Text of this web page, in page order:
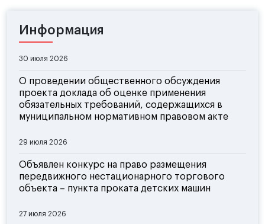
Информация
30 июля 2026
О проведении общественного обсуждения
проекта доклада об оценке применения
обязательных требований, содержащихся в
муниципальном нормативном правовом акте
29 июля 2026
Объявлен конкурс на право размещения
передвижного нестационарного торгового
объекта – пункта проката детских машин
27 июля 2026